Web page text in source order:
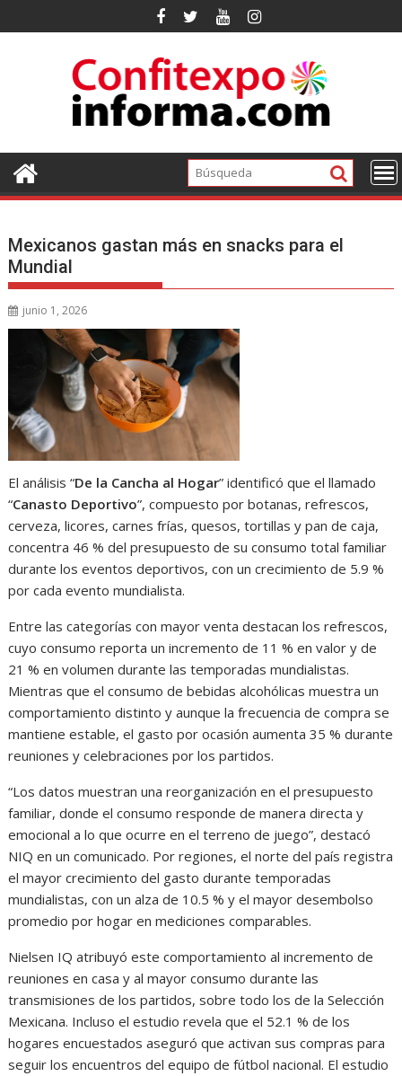
al
Mexicanos gastan más en snacks para el
Mundial
junio 1, 2026
El análisis “De la Cancha al Hogar” identificó que el llamado
“Canasto Deportivo”, compuesto por botanas, refrescos,
cerveza, licores, carnes frías, quesos, tortillas y pan de caja,
concentra 46 % del presupuesto de su consumo total familiar
durante los eventos deportivos, con un crecimiento de 5.9 %
por cada evento mundialista.
Entre las categorías con mayor venta destacan los refrescos,
cuyo consumo reporta un incremento de 11 % en valor y de
21 % en volumen durante las temporadas mundialistas.
Mientras que el consumo de bebidas alcohólicas muestra un
comportamiento distinto y aunque la frecuencia de compra se
mantiene estable, el gasto por ocasión aumenta 35 % durante
reuniones y celebraciones por los partidos.
“Los datos muestran una reorganización en el presupuesto
familiar, donde el consumo responde de manera directa y
emocional a lo que ocurre en el terreno de juego”, destacó
NIQ en un comunicado. Por regiones, el norte del país registra
el mayor crecimiento del gasto durante temporadas
mundialistas, con un alza de 10.5 % y el mayor desembolso
promedio por hogar en mediciones comparables.
Nielsen IQ atribuyó este comportamiento al incremento de
reuniones en casa y al mayor consumo durante las
transmisiones de los partidos, sobre todo los de la Selección
Mexicana. Incluso el estudio revela que el 52.1 % de los
hogares encuestados aseguró que activan sus compras para
seguir los encuentros del equipo de fútbol nacional. El estudio